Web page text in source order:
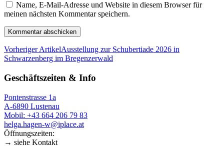
Name, E-Mail-Adresse und Website in diesem Browser für
meinen nächsten Kommentar speichern.
Vorheriger ArtikelAusstellung zur Schubertiade 2026 in
Schwarzenberg im Bregenzerwald
Geschäftszeiten & Info
Pontenstrasse 1a
A-6890 Lustenau
Mobil: +43 664 206 79 83
helga.hagen-w@iplace.at
Öffnungszeiten:
→ siehe Kontakt